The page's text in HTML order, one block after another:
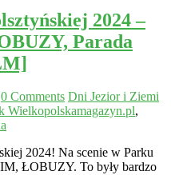
2024 –
Parada
0 Comments Dni Jezior i Ziemi
Wielkopolskamagazyn.pl,
2024! Na scenie w Parku
ŁOBUZY. To były bardzo